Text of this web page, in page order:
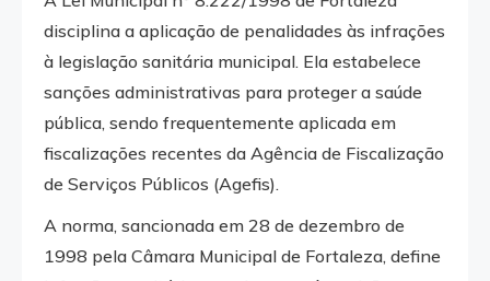
disciplina a aplicação de penalidades às infrações
à legislação sanitária municipal. Ela estabelece
sanções administrativas para proteger a saúde
pública, sendo frequentemente aplicada em
fiscalizações recentes da Agência de Fiscalização
de Serviços Públicos (Agefis).
A norma, sancionada em 28 de dezembro de
1998 pela Câmara Municipal de Fortaleza, define